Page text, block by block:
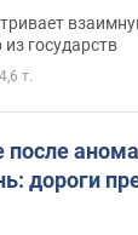
государств
4,6 т.
после
дороги